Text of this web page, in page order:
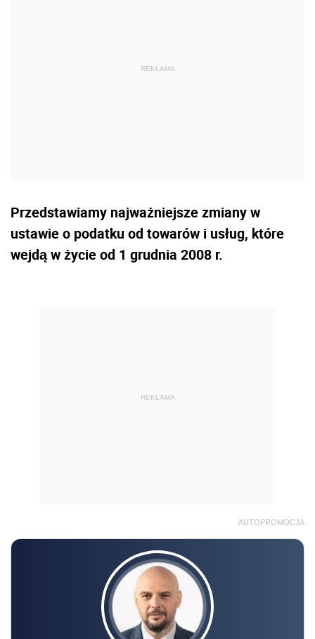
Przedstawiamy najważniejsze zmiany w
ustawie o podatku od towarów i usług, które
wejdą w życie od 1 grudnia 2008 r.
REKLAMA
AUTOPROMOCJA